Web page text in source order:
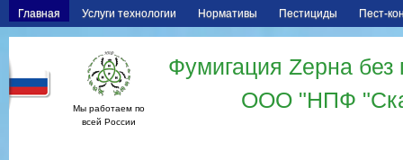
Главная Услуги технологии Нормативы Пестициды Пест-
Мы работаем по
всей России
Фумигация Zерна
ООО "НПФ